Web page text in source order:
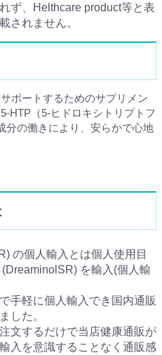
ず、Helthcare product等と表
されません。
ポートするためのサプリメン
HTP（5-ヒドロキシトリプトフ
分の働きにより、安らかで心地
の個人輸入とは個人使用目
を輸入(個人輸
手軽に個人輸入でき国内通販
した。
文するだけで当店健康通販が
入を意識することなく通販感